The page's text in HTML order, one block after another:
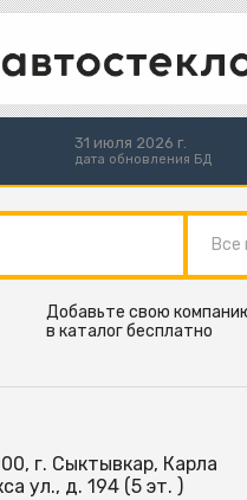
31 июля 2026 г.
дата обновления БД
Все
Добавьте свою
в каталог бесплатно
г. Сыктывкар, Карла
ул., д. 194 (5 эт. )